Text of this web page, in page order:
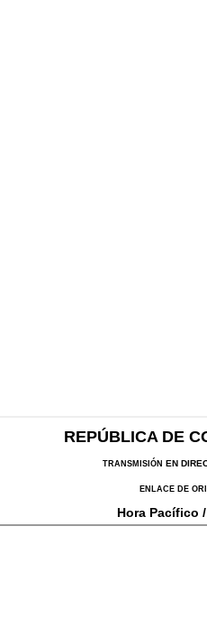
REPÚBLICA DE
TRANSMISIÓN EN DI
ENLACE DE
Hora Pacífico